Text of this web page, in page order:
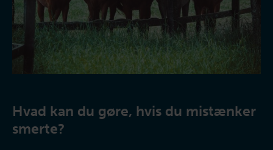
Hvad kan du gøre, hvis du mistænker
smerte?